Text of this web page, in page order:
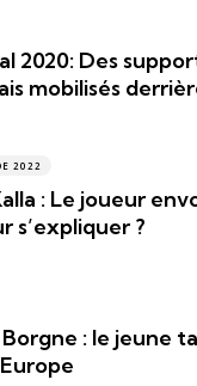
2020: Des
mobilisés
2022
: Le joueur
s’expliquer ?
: le jeune